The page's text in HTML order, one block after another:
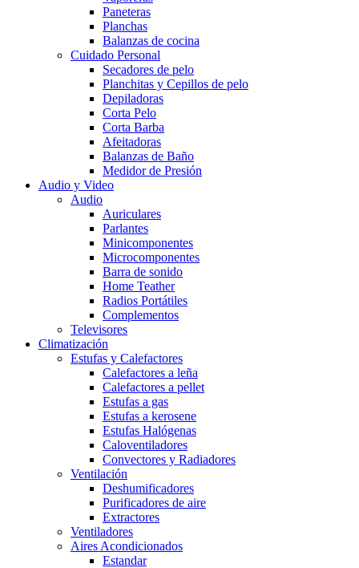
Paneteras
Planchas
Balanzas de cocina
Cuidado Personal
Secadores de pelo
Planchitas y Cepillos de pelo
Depiladoras
Corta Pelo
Corta Barba
Afeitadoras
Balanzas de Baño
Medidor de Presión
Audio y Video
Audio
Auriculares
Parlantes
Minicomponentes
Microcomponentes
Barra de sonido
Home Teather
Radios Portátiles
Complementos
Televisores
Climatización
Estufas y Calefactores
Calefactores a leña
Calefactores a pellet
Estufas a gas
Estufas a kerosene
Estufas Halógenas
Caloventiladores
Convectores y Radiadores
Ventilación
Deshumificadores
Purificadores de aire
Extractores
Ventiladores
Aires Acondicionados
Estandar